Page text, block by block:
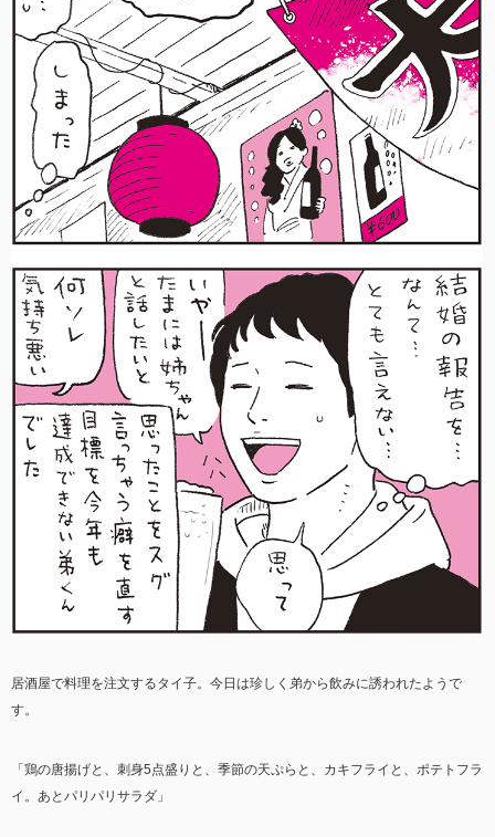
居酒屋で料理を注文するタイ子。今日は珍しく弟から飲みに誘われたようで
す。
「鶏の唐揚げと、刺身5点盛りと、季節の天ぷらと、カキフライと、ポテトフラ
イ。あとパリパリサラダ」